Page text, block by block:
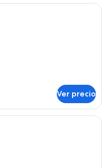
de hotel con cama, sofá
Ver precio
de hotel con una cama